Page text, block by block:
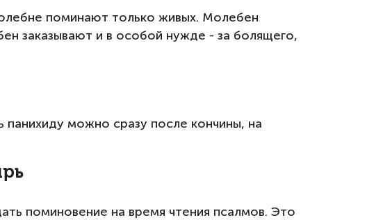
поминают только живых. Молебен
заказывают и в особой нужде - за болящего,
панихиду можно сразу после кончины, на
поминовение на время чтения псалмов. Это